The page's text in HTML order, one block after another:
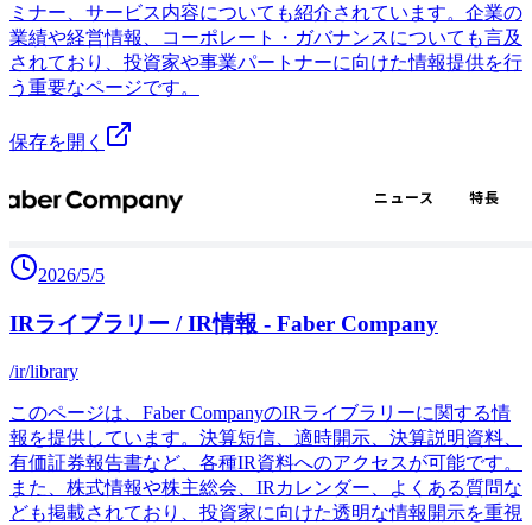
ミナー、サービス内容についても紹介されています。企業の
業績や経営情報、コーポレート・ガバナンスについても言及
されており、投資家や事業パートナーに向けた情報提供を行
う重要なページです。
保存を開く
2026/5/5
IRライブラリー / IR情報 - Faber Company
/ir/library
このページは、Faber CompanyのIRライブラリーに関する情
報を提供しています。決算短信、適時開示、決算説明資料、
有価証券報告書など、各種IR資料へのアクセスが可能です。
また、株式情報や株主総会、IRカレンダー、よくある質問な
ども掲載されており、投資家に向けた透明な情報開示を重視